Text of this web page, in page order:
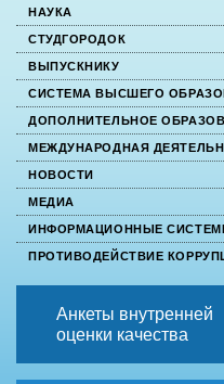
НАУКА
СТУДГОРОДОК
ВЫПУСКНИКУ
СИСТЕМА ВЫСШЕГО
ДОПОЛНИТЕЛЬНОЕ
МЕЖДУНАРОДНАЯ
НОВОСТИ
МЕДИА
ИНФОРМАЦИОННЫЕ
ПРОТИВОДЕЙСТВИЕ
Анкеты внутренней
оценки качества